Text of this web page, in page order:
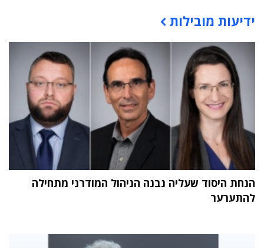
תוכן פרסומי
ידיעות מובילות
הנחת היסוד שעליה נבנה הניהול המודרני מתחילה
להתערער